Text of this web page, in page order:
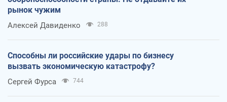
рынок чужим
Алексей Давиденко 288
Способны ли российские удары по бизнесу
вызвать экономическую катастрофу?
Сергей Фурса 744